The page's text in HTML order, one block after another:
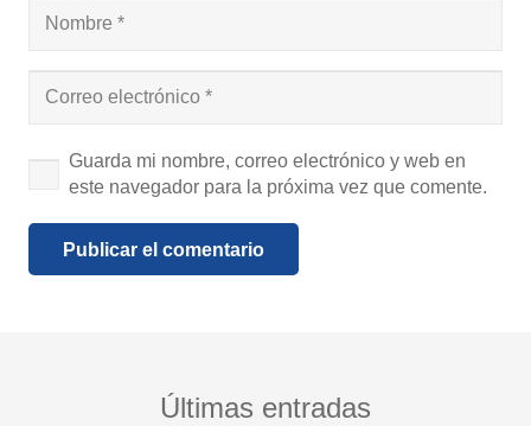
Guarda mi nombre, correo electrónico y web en
este navegador para la próxima vez que comente.
Publicar el comentario
Últimas entradas